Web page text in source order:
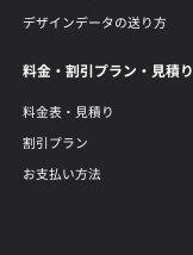
デザインデータの送り方
料金・割引プラン・見積り
料金表・見積り
割引プラン
お支払い方法